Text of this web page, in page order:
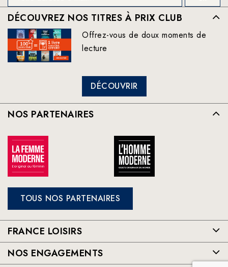
DÉCOUVREZ NOS TITRES À PRIX CLUB
Offrez-vous de doux moments de
lecture
DÉCOUVRIR
NOS PARTENAIRES
TOUS NOS PARTENAIRES
FRANCE LOISIRS
NOS ENGAGEMENTS